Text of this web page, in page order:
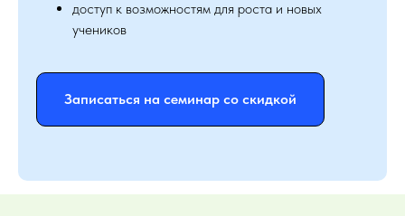
доступ к возможностям для роста и новых
учеников
Записаться на семинар со скидкой